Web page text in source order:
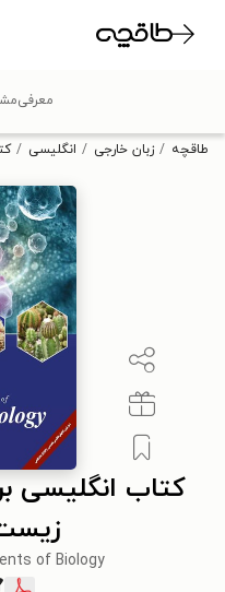
تخفیف از
طاقچه زبان خارجی انگلیسی
کتاب انگلیسی
of Biology
معرفی